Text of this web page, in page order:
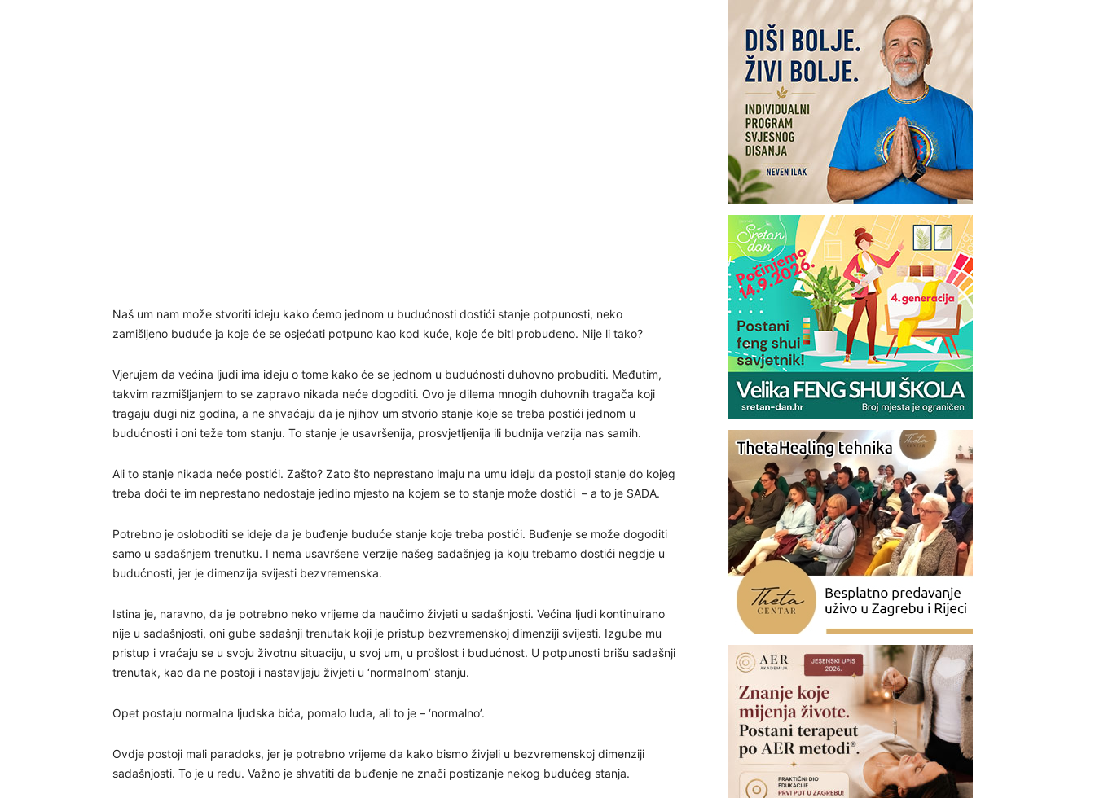
Naš um nam može stvoriti ideju kako ćemo jednom u budućnosti dostići stanje potpunosti, neko
zamišljeno buduće ja koje će se osjećati potpuno kao kod kuće, koje će biti probuđeno. Nije li tako?
Vjerujem da većina ljudi ima ideju o tome kako će se jednom u budućnosti duhovno probuditi. Međutim,
takvim razmišljanjem to se zapravo nikada neće dogoditi. Ovo je dilema mnogih duhovnih tragača koji
tragaju dugi niz godina, a ne shvaćaju da je njihov um stvorio stanje koje se treba postići jednom u
budućnosti i oni teže tom stanju. To stanje je usavršenija, prosvjetljenija ili budnija verzija nas samih.
Ali to stanje nikada neće postići. Zašto? Zato što neprestano imaju na umu ideju da postoji stanje do kojeg
treba doći te im neprestano nedostaje jedino mjesto na kojem se to stanje može dostići – a to je SADA.
Potrebno je osloboditi se ideje da je buđenje buduće stanje koje treba postići. Buđenje se može dogoditi
samo u sadašnjem trenutku. I nema usavršene verzije našeg sadašnjeg ja koju trebamo dostići negdje u
budućnosti, jer je dimenzija svijesti bezvremenska.
Istina je, naravno, da je potrebno neko vrijeme da naučimo živjeti u sadašnjosti. Većina ljudi kontinuirano
nije u sadašnjosti, oni gube sadašnji trenutak koji je pristup bezvremenskoj dimenziji svijesti. Izgube mu
pristup i vraćaju se u svoju životnu situaciju, u svoj um, u prošlost i budućnost. U potpunosti brišu sadašnji
trenutak, kao da ne postoji i nastavljaju živjeti u ‘normalnom’ stanju.
Opet postaju normalna ljudska bića, pomalo luda, ali to je – ‘normalno’.
Ovdje postoji mali paradoks, jer je potrebno vrijeme da kako bismo živjeli u bezvremenskoj dimenziji
sadašnjosti. To je u redu. Važno je shvatiti da buđenje ne znači postizanje nekog budućeg stanja.